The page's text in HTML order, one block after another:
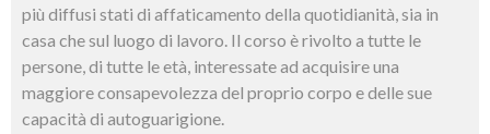
più diffusi stati di affaticamento della quotidianità, sia in
casa che sul luogo di lavoro. Il corso è rivolto a tutte le
persone, di tutte le età, interessate ad acquisire una
maggiore consapevolezza del proprio corpo e delle sue
capacità di autoguarigione.